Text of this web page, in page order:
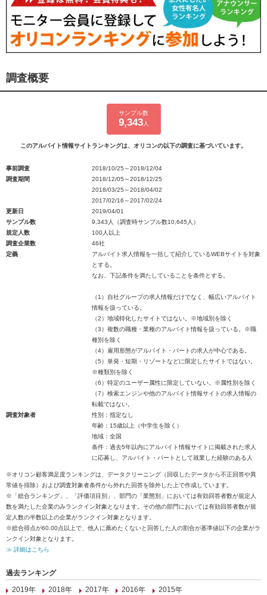
調査概要
サンプル数
9,343人
このアルバイト情報サイトランキングは、オリコンの以下の調査に基づいています。
事前調査
2018/10/25～2018/12/04
調査期間
2018/12/05～2018/12/25
2018/03/25～2018/04/02
2017/02/16～2017/02/24
更新日
2019/04/01
サンプル数
9,343人（調査時サンプル数10,645人）
規定人数
100人以上
調査企業数
46社
定義
アルバイト求人情報を一括して紹介しているWEBサイトを対象
とする。
なお、下記条件を満たしていることを条件とする。
（1）自社グループの求人情報だけでなく、幅広いアルバイト
情報を扱っている。
（2）地域特化したサイトではない。※地域別を除く
（3）複数の職種・業種のアルバイト情報を扱っている。※職
種別を除く
（4）雇用形態がアルバイト・パートの求人が中心である。
（5）単発・短期・リゾートなどに限定したサイトではない。
※種類別を除く
（6）特定のユーザー属性に限定していない。※属性別を除く
（7）検索エンジンや他のアルバイト情報サイトの求人情報の
転載ではない。
調査対象者
性別：指定なし
年齢：15歳以上（中学生を除く）
地域：全国
条件：過去5年以内にアルバイト情報サイトに掲載された求人
に応募し、アルバイト・パートとして就業した経験のある人
※オリコン顧客満足度ランキングは、データクリーニング（回収したデータから不正回答や異
常値を排除）および調査対象者条件から外れた回答を除外した上で作成しています。
※「総合ランキング」、「評価項目別」、部門の「業態別」においては有効回答者数が規定人
数を満たした企業のみランクイン対象となります。その他の部門においては有効回答者数が規
定人数の半数以上の企業がランクイン対象となります。
※総合得点が60.00点以上で、他人に薦めたくないと回答した人の割合が基準値以下の企業がラ
ンクイン対象となります。
≫ 詳細はこちら
過去ランキング
2019年
2018年 2017年 2016年 2015年